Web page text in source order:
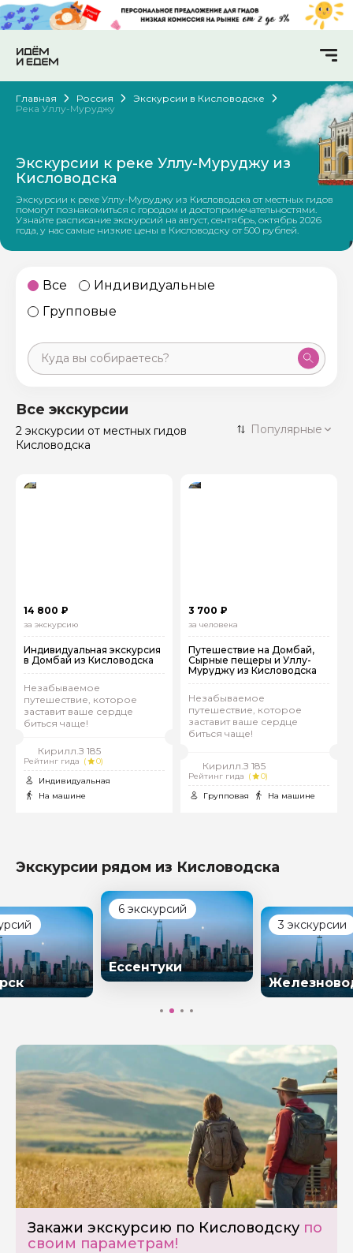
Главная Россия
Экскурсии в Кисловодске
Река Уллу-Муруджу
Экскурсии к реке Уллу-Муруджу из
Кисловодска
Экскурсии к реке Уллу-Муруджу из Кисловодска от местных гидов
помогут познакомиться с городом и достопримечательностями.
Узнайте расписание экскурсий на август, сентябрь, октябрь 2026
года, у нас самые низкие цены в Кисловодску от 500 рублей.
Все
Индивидуальные
Групповые
Санкт-Петербург
Россия
50 экскурсий
Все экскурсии
2 экскурсии от местных гидов
Кисловодска
Популярные
14 800 ₽
за экскурсию
Индивидуальная экскурсия
в Домбай из Кисловодска
Незабываемое
путешествие, которое
заставит ваше сердце
биться чаще!
Кирилл.З 185
Рейтинг гида (
0)
Индивидуальная
На машине
3 700 ₽
за человека
Путешествие на Домбай,
Сырные пещеры и Уллу-
Муруджу из Кисловодска
Незабываемое
путешествие, которое
заставит ваше сердце
биться чаще!
Кирилл.З 185
Рейтинг гида (
0)
Групповая
На машине
Экскурсии рядом из Кисловодска
6 экскурсий
Ессентуки
3 экскурсии
Закажи экскурсию по Кисловодску по
своим параметрам!